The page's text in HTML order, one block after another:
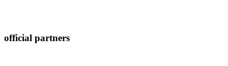
official partners